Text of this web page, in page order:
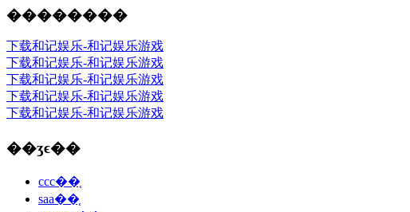
��������
下载和记娱乐-和记娱乐游戏
下载和记娱乐-和记娱乐游戏
下载和记娱乐-和记娱乐游戏
下载和记娱乐-和记娱乐游戏
下载和记娱乐-和记娱乐游戏
��ʒϵ��
ccc��֤
saa��֤